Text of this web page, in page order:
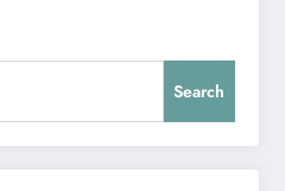
Search